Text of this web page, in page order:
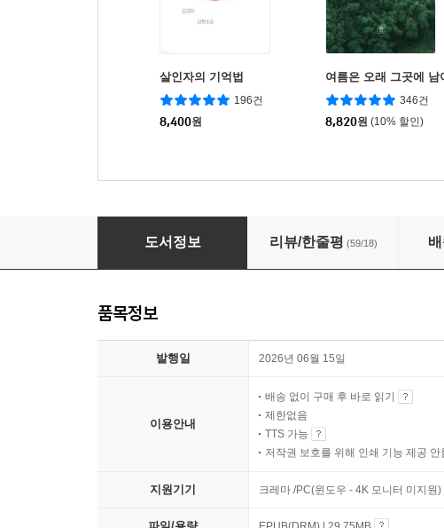
살인자의 기억법
196건
8,400원
여름은 오래 그곳에 남
346건
8,820원 (10% 할인)
의약품 살인사건
도서정보 리뷰/한줄평 (59/18)
품목정보
발행일 2026년 06월 15일
이용안내
배송 없이 구매 후 바로 읽기
제한없음
TTS 가능
저작권 보호를 위해 인쇄 기능 제공 안
지원기기 크레마 /PC(윈도우 - 4K 모니터 미지